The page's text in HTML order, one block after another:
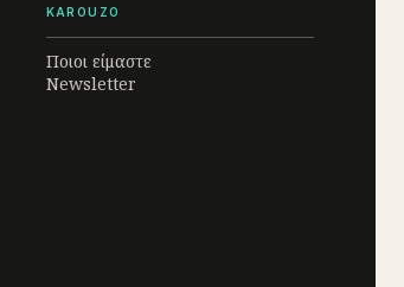
KAROUZO
Ποιοι είμαστε
Newsletter